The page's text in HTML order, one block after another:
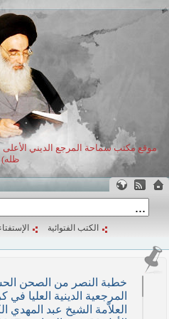
موقع مكتب سماحة المرجع الديني
ظله)
الكتب الفتوائية
خطبة النصر من الصحن
المرجعية الدينية العليا